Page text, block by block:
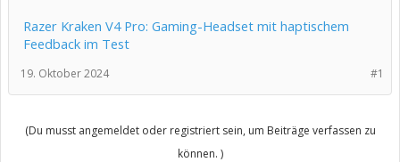
Razer Kraken V4 Pro: Gaming-Headset mit haptischem
Feedback im Test
#1
19. Oktober 2024
(Du musst angemeldet oder registriert sein, um Beiträge verfassen zu
können. )